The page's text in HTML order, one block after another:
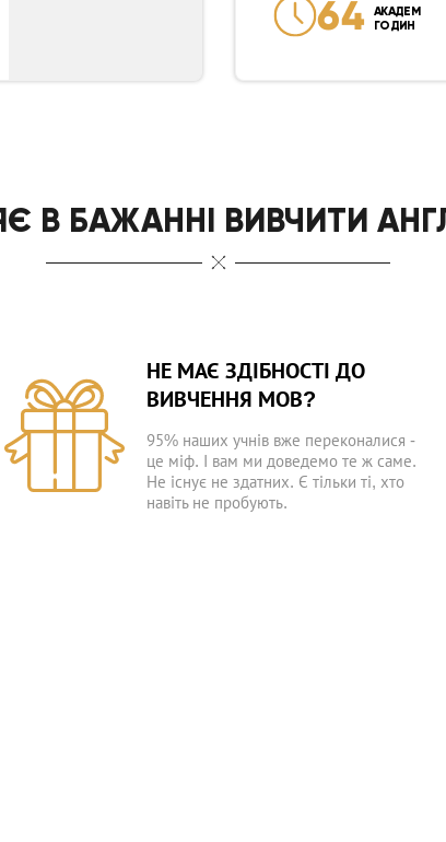
64
АКАДЕМ
ГОДИН
В БАЖАННІ ВИВЧИТИ
НЕ МАЄ ЗДІБНОСТІ ДО
ВИВЧЕННЯ МОВ?
95% наших учнів вже переконалися -
це міф. І вам ми доведемо те ж саме.
Не існує не здатних. Є тільки ті, хто
навіть не пробують.